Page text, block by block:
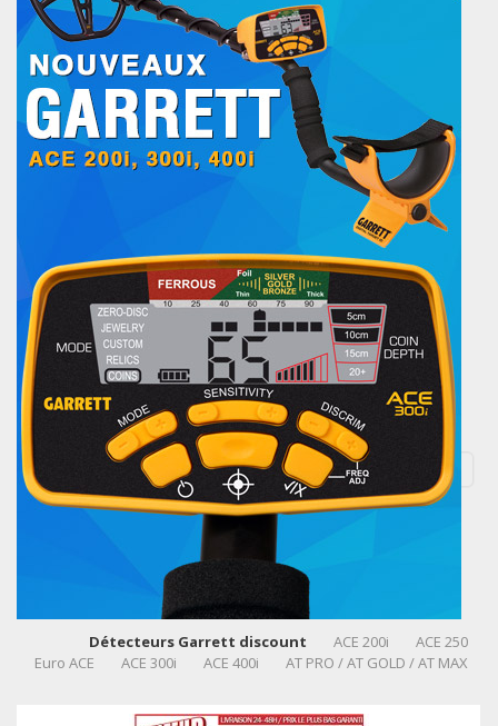
Détecteurs Garrett discount ACE 200i
ACE 250
Euro ACE
ACE 300i ACE 400i AT PRO / AT GOLD / AT MAX